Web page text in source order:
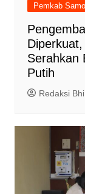
Pemkab
Serahkan
Putih
Redaksi